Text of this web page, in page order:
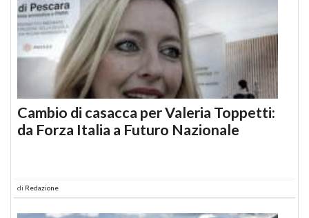
Cambio di casacca per Valeria Toppetti:
da Forza Italia a Futuro Nazionale
di Redazione